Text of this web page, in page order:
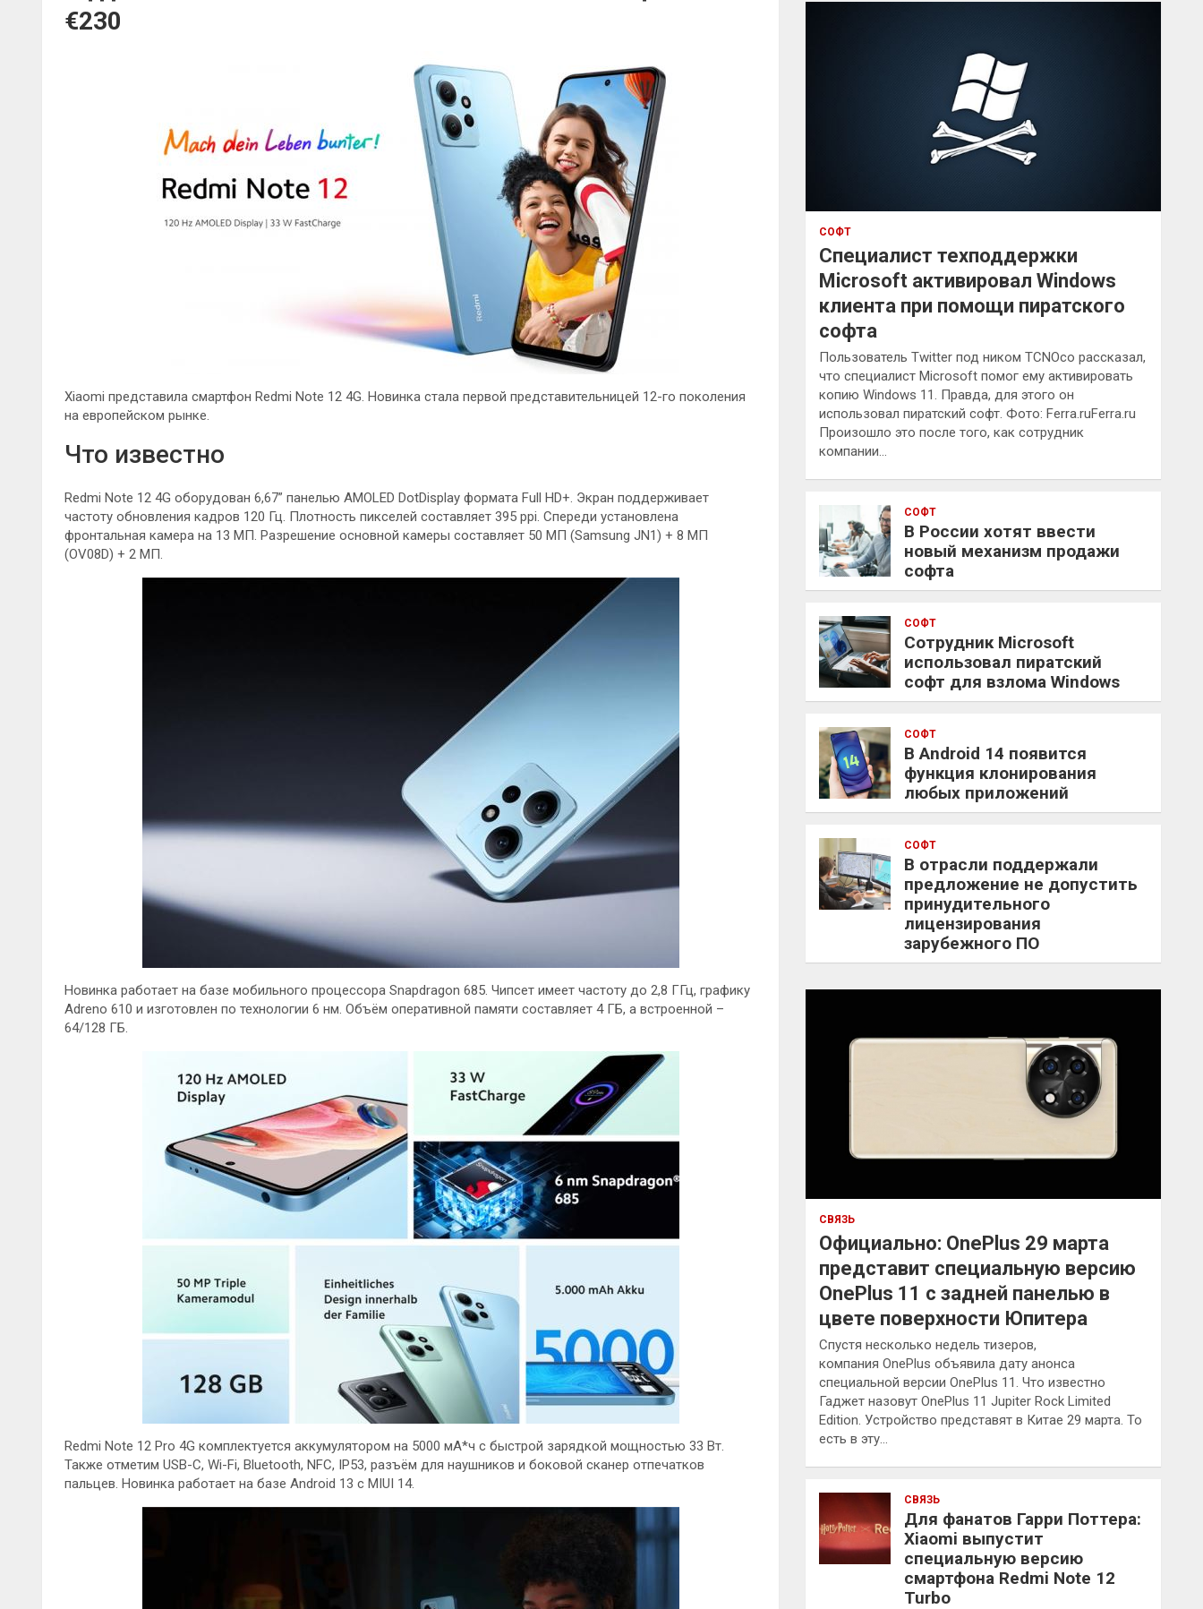
€230
Xiaomi представила смартфон Redmi Note 12 4G. Новинка стала первой представительницей 12-го поколения
на европейском рынке.
Что известно
Redmi Note 12 4G оборудован 6,67” панелью AMOLED DotDisplay формата Full HD+. Экран поддерживает
частоту обновления кадров 120 Гц. Плотность пикселей составляет 395 ppi. Спереди установлена
фронтальная камера на 13 МП. Разрешение основной камеры составляет 50 МП (Samsung JN1) + 8 МП
(OV08D) + 2 МП.
Новинка работает на базе мобильного процессора Snapdragon 685. Чипсет имеет частоту до 2,8 ГГц, графику
Adreno 610 и изготовлен по технологии 6 нм. Объём оперативной памяти составляет 4 ГБ, а встроенной –
64/128 ГБ.
Redmi Note 12 Pro 4G комплектуется аккумулятором на 5000 мА*ч с быстрой зарядкой мощностью 33 Вт.
Также отметим USB-C, Wi-Fi, Bluetooth, NFC, IP53, разъём для наушников и боковой сканер отпечатков
пальцев. Новинка работает на базе Android 13 с MIUI 14.
к
СОФТ
Специалист техподдержки
Microsoft активировал Windows
клиента при помощи пиратского
софта
Пользователь Twitter под ником TCNOco рассказал,
что специалист Microsoft помог ему активировать
копию Windows 11. Правда, для этого он
использовал пиратский софт. Фото: Ferra.ruFerra.ru
Произошло это после того, как сотрудник
компании…
СОФТ
В России хотят ввести
новый механизм продажи
софта
СОФТ
Сотрудник Microsoft
использовал пиратский
софт для взлома Windows
СОФТ
В Android 14 появится
функция клонирования
любых приложений
СОФТ
В отрасли поддержали
предложение не допустить
принудительного
лицензирования
зарубежного ПО
СВЯЗЬ
Официально: OnePlus 29 марта
представит специальную версию
OnePlus 11 с задней панелью в
цвете поверхности Юпитера
Спустя несколько недель тизеров,
компания OnePlus объявила дату анонса
специальной версии OnePlus 11. Что известно
Гаджет назовут OnePlus 11 Jupiter Rock Limited
Edition. Устройство представят в Китае 29 марта. То
есть в эту…
СВЯЗЬ
Для фанатов Гарри Поттера:
Xiaomi выпустит
специальную версию
смартфона Redmi Note 12
Turbo